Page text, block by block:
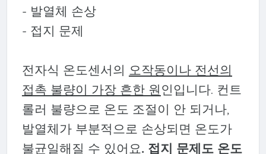
- 발열체 손상
- 접지 문제
전자식 온도센서의 오작동이나 전선의
접촉 불량이 가장 흔한 원인입니다. 컨트
롤러 불량으로 온도 조절이 안 되거나,
발열체가 부분적으로 손상되면 온도가
불균일해질 수 있어요. 접지 문제도 온도